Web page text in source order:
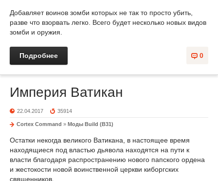
Добавляет воинов зомби которых не так то просто убить,
разве что взорвать легко. Всего будет несколько новых видов
зомби и оружия.
0
Подробнее
Империя Ватикан
22.04.2017 35914
Cortex Command » Моды Build (B31)
Остатки некогда великого Ватикана, в настоящее время
находящиеся под властью дьявола находятся на пути к
власти благодаря распространению нового папского ордена
и жестокости новой воинственной церкви киборгских
священников.